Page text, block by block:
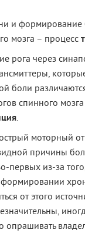
и
мозга – процесс
рога через
боли
спинного
.
моторный
причины
из-за
от этого